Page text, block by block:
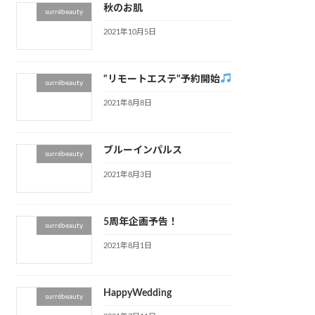
surrébeauty 秋のお肌
2021年10月5日
surrébeauty "リモートエステ"予約開始
2021年8月8日
surrébeauty ブルーインパルス
2021年8月3日
surrébeauty 5周年企画予告！
2021年8月1日
surrébeauty HappyWedding